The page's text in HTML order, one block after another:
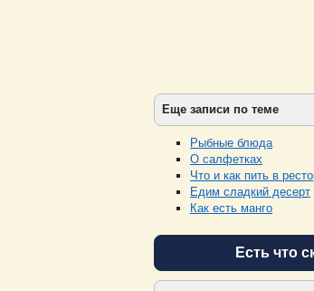
Еще записи по теме
Рыбные блюда
О салфетках
Что и как пить в
Едим сладкий десерт
Как есть манго
Есть что